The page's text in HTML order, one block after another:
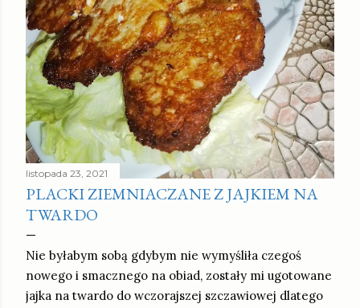
listopada 23, 2021
PLACKI ZIEMNIACZANE Z JAJKIEM NA
TWARDO
Nie byłabym sobą gdybym nie wymyśliła czegoś
nowego i smacznego na obiad, zostały mi ugotowane
jajka na twardo do wczorajszej szczawiowej dlatego